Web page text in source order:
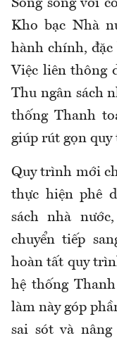
Song song với
Kho bạc Nhà
hành chính,
Việc liên thông
Thu ngân sách
thống Thanh
giúp rút gọn
Quy trình mới
thực hiện phê
sách nhà
chuyển tiếp
hoàn tất quy
hệ thống
làm này góp
sai sót và